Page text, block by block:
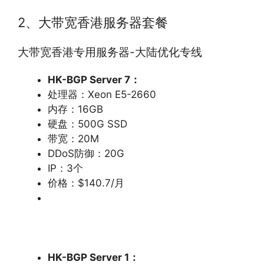
2、大带宽香港服务器套餐
大带宽香港专用服务器-大陆优化专线
HK-BGP Server 7 ：
处理器：Xeon E5-2660
内存：16GB
硬盘：500G SSD
带宽：20M
DDoS防御：20G
IP：3个
价格：$140.7/月
HK-BGP Server 1 ：